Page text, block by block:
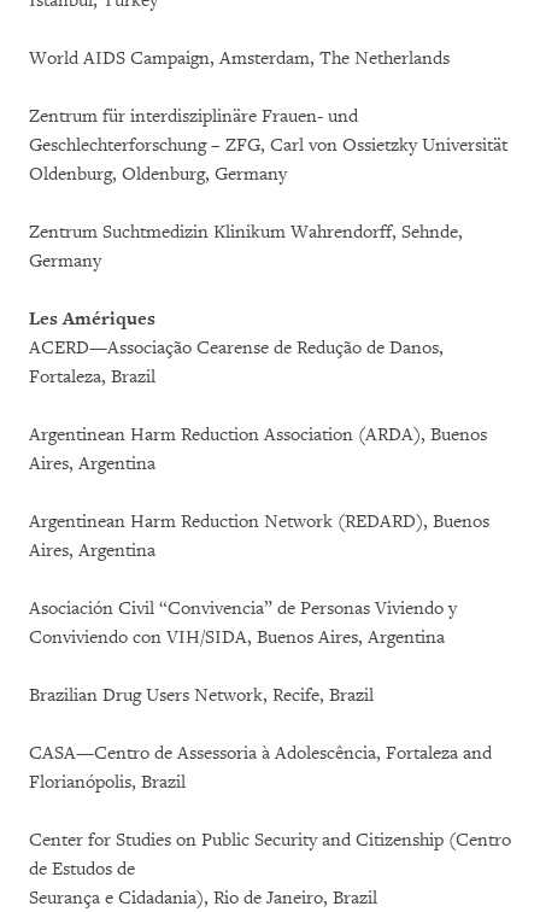
World AIDS Campaign, Amsterdam, The Netherlands
Zentrum für interdisziplinäre Frauen- und
Geschlechterforschung – ZFG, Carl von Ossietzky Universität
Oldenburg, Oldenburg, Germany
Zentrum Suchtmedizin Klinikum Wahrendorff, Sehnde,
Germany
Les Amériques
ACERD—Associação Cearense de Redução de Danos,
Fortaleza, Brazil
Argentinean Harm Reduction Association (ARDA), Buenos
Aires, Argentina
Argentinean Harm Reduction Network (REDARD), Buenos
Aires, Argentina
Asociación Civil “Convivencia” de Personas Viviendo y
Conviviendo con VIH/SIDA, Buenos Aires, Argentina
Brazilian Drug Users Network, Recife, Brazil
CASA—Centro de Assessoria à Adolescência, Fortaleza and
Florianópolis, Brazil
Center for Studies on Public Security and Citizenship (Centro
de Estudos de
Seurança e Cidadania), Rio de Janeiro, Brazil